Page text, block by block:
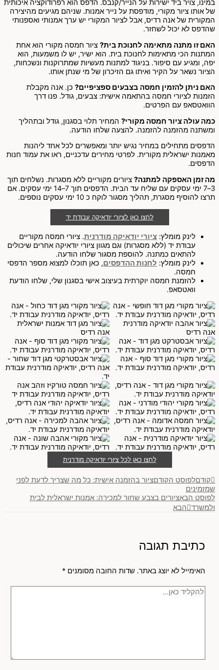
במינו, צויר ביד ישירות על הנייר/קנבס. הדפס הוא רפרודוקציה איכותית
של אותו ציור מקורי, מודפסת על נייר אמנות. שניהם מגיעים מהיצירה
המקורית של אנה רדיס, אבל לציור המקורי יש ערך אמנותי ואספנותי
שהדפס לא יכול לשחזר.
האם זו מתנה מתאימה לחנוכת בית? ציור חמסה מקורי הוא אחת
המתנות הכי מתאימות לחנוכת בית. הוא ישיר, יש לו משמעות, הוא
יפה, ומגיע עם סיפור. בניגוד למתנות מעשיות שמתרוקנות ונשכחות,
הציור נשאר על הקיר ואיתו גם הזיכרון של מי שנתן אותו.
האם ניתן להזמין חמסה בצבעים ספציפיים? כן. אנה מקבלת
הזמנות לציורי חמסה בהתאמה אישית: צבעים, גודל. פנו דרך
הוואטסאפ עם הפרטים.
כמה עולה ציור חמסה מקורי? המחיר תלוי בסגנון, גודל ובתהליך
ומשתנה מהזמנה להזמנה. להצעה שלחו הודעה.
הדפסים מתחילים במחיר נגיש יותר ומאפשרים לכל אחד ליהנות
מאמנות ישראלית מקורית. לפרטי מחירים עדכניים, ראו את עמוד חנות
הדפסים.
מה זמן האספקה למתנה? ציורים מקוריים ללא מסגרות. נשלחים תוך
3–7 ימי עסקים עם שליח עד הבית. הדפסים תוך 7–14 ימי עסקים. אם
תרצו להוסיף מסגרת, תהליך מסגור לוקח כ 10 ימי עסקים נוספים.
לחצו כאן לציורי יודאיקה עבודת יד
לינק מומלץ: ציורי יודאיקה מודרנית. ציורי חמסה מקוריים
עבודת יד (ללא מסגרות) וגם מגוון ציורי יודאיקה אחרים שיכולים
להתאים כמתנה. להוספת מסגור שלחו הודעה.
לינק מומלץ: לחנות ההדפסים, כאן תוכלו למצוא מספר הדפסי
חמסה.
להזמנת חמסה יוקרתית בעיצוב אישי בסגנון שלי, שלחו הודעת
וואטסאפ.
לחצו כאן לכל ציורי יודאיקה מודרנית
קודםלפוסט הקודםציור בהזמנה אישית: כל מה שצריך לדעת לפני
שמזמינים
לפוסט הבאציורים בצבע שחור למכירה: אמנות ישראלית לבית
ולמשרד הבא
כתיבת תגובה
האימייל לא יוצג באתר. שדות החובה מסומנים *